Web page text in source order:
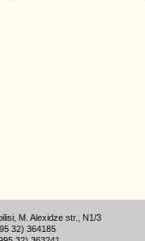
M. Alexidze str., N1/3
32) 364185